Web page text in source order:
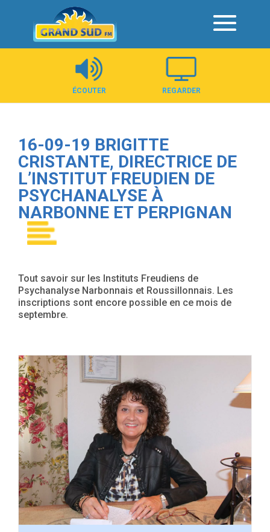
Panneau de gestion des cookies
ÉCOUTER REGARDER
16-09-19 BRIGITTE
CRISTANTE, DIRECTRICE DE
L’INSTITUT FREUDIEN DE
PSYCHANALYSE À
NARBONNE ET PERPIGNAN
Tout savoir sur les Instituts Freudiens de
Psychanalyse Narbonnais et Roussillonnais. Les
inscriptions sont encore possible en ce mois de
septembre.